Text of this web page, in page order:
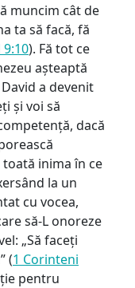
muncim cât de
ta să facă, fă
9:10). Fă tot ce
așteaptă
a devenit
și voi să
dacă
inima în ce
la un
cu vocea,
să-L onoreze
„Să faceți
(1 Corinteni
pentru